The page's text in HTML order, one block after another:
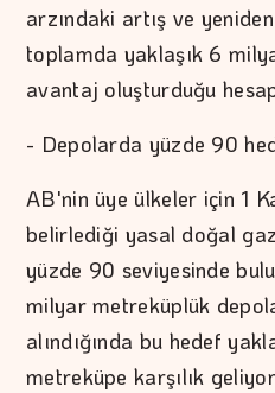
arzındaki artış ve
toplamda yaklaşık 6
avantaj oluşturduğu
- Depolarda yüzde 90
AB'nin üye ülkeler için 1
belirlediği yasal doğal
yüzde 90 seviyesinde
milyar metreküplük
alındığında bu hedef
metreküpe karşılık